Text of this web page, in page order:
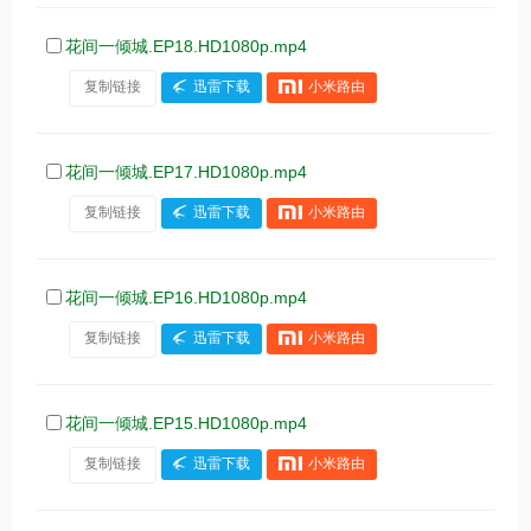
花间一倾城.EP18.HD1080p.mp4
复制链接 迅雷下载 小米路由
花间一倾城.EP17.HD1080p.mp4
复制链接 迅雷下载 小米路由
花间一倾城.EP16.HD1080p.mp4
复制链接 迅雷下载 小米路由
花间一倾城.EP15.HD1080p.mp4
复制链接 迅雷下载 小米路由